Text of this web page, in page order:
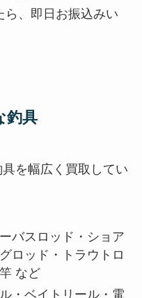
ら、即日お振込みい
釣具
を幅広く買取してい
バスロッド・ショア
ロッド・トラウトロ
など
・ベイトリール・電